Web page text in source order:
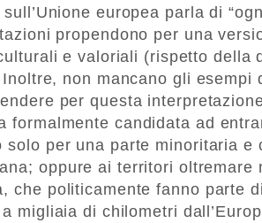
europea parla di
propendono per una
e valoriali (rispetto della
non mancano gli esempi
per questa
formalmente candidata ad
solo per una parte minoritaria
oppure ai territori oltremare
che politicamente fanno parte
migliaia di chilometri